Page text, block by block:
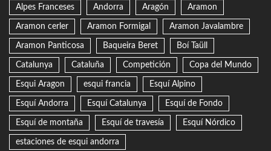
Alpes Franceses Andorra Aragón Aramon
Aramon cerler Aramon Formigal Aramon Javalambre
Aramon Panticosa Baqueira Beret Boí Taüll
Catalunya Cataluña Competición Copa del Mundo
Esqui Aragon esqui francia Esquí Alpino
Esquí Andorra Esquí Catalunya Esquí de Fondo
Esquí de montaña Esquí de travesía Esquí Nórdico
estaciones de esqui andorra